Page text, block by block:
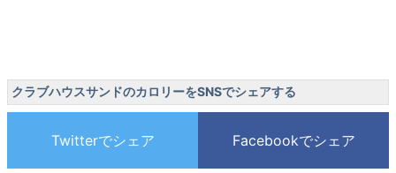
クラブハウスサンドのカロリーをSNSでシェアする